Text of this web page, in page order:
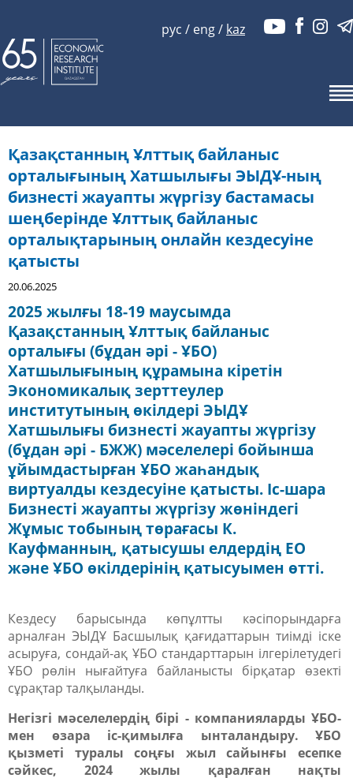
рус / eng/ kaz
Қазақстанның Ұлттық байланыс
орталығының Хатшылығы ЭЫДҰ-ның
бизнесті жауапты жүргізу бастамасы
шеңберінде Ұлттық байланыс
орталықтарының онлайн кездесуіне
қатысты
20.06.2025
2025 жылғы 18-19 маусымда
Қазақстанның Ұлттық байланыс
орталығы (бұдан әрі - ҰБО)
Хатшылығының құрамына кіретін
Экономикалық зерттеулер
институтының өкілдері ЭЫДҰ
Хатшылығы бизнесті жауапты жүргізу
(бұдан әрі - БЖЖ) мәселелері бойынша
ұйымдастырған ҰБО жаһандық
виртуалды кездесуіне қатысты. Іс-шара
Бизнесті жауапты жүргізу жөніндегі
Жұмыс тобының төрағасы К.
Кауфманның, қатысушы елдердің ЕО
және ҰБО өкілдерінің қатысуымен өтті.
Кездесу барысында көпұлтты кәсіпорындарға
арналған ЭЫДҰ Басшылық қағидаттарын тиімді іске
асыруға, сондай-ақ ҰБО стандарттарын ілгерілетудегі
ҰБО рөлін нығайтуға байланысты бірқатар өзекті
сұрақтар талқыланды.
Негізгі мәселелердің бірі - компанияларды ҰБО-
мен өзара іс-қимылға ынталандыру. ҰБО
қызметі туралы соңғы жыл сайынғы есепке
сәйкес, 2024 жылы қаралған нақты